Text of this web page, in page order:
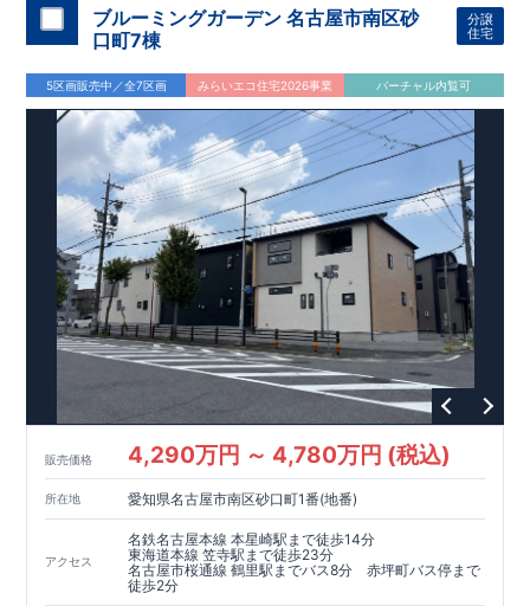
耐震、制震に優れた 【ダンパー】採用！
リビングが見渡せる【
対 面 ッ 】 ​
号棟、キッチン横には食器や調理器具、日用品などが片付く
【パントリー】を設置！
【全居室クローゼット付き】なので、服などの収納ができ、お
部屋が広く使用できます。
号棟、食器や調理器具等が片付く【可動棚付パントリー
お子さまの勉強や作業スペースとしても使える【
マルチスキッ
プ3.5 帖】
号棟、大きなベッドも置ける広々【 8.5帖の主寝室
】
広々とした玄関には、履き物が片付く【姿見ミラー 付き収納
】
を設置
号棟、家族のコミュニケーションが豊かになる【リビングイン
】(一部インナーバルコニー)
クローゼット付き
なので、服などの収納ができ、お
東栄住宅の家づくりへのこだわり ■『長期優良住宅』取得!
詳しくはクリック!) ・国が定めた7つの技術基準をクリアしてい
ます。
・住宅ローン減税、固定資産税などの税制優遇を受けら
住宅性能評価ダブル取得!(←詳しくはクリック!)
宅性能評価‥‥建物設計段階で、国が認めた第三者機関が評価し
ております。 ・『建設』住宅性能評価‥‥評価を受けた図面通り
https://www.e-blooming.com/bukken/83875023/
ブルーミングガーデン 名古屋市南区砂
口町7棟
分譲
住宅
5区画販売中／全7区画 みらいエコ住宅2026事業 バーチャル内覧可
販売価格 4,290万円 ～ 4,780万円 (税込)
所在地 愛知県名古屋市南区砂口町1番(地番)
アクセス
名鉄名古屋本線 本星崎駅まで徒歩14分
東海道本線 笠寺駅まで徒歩23分
名古屋市桜通線 鶴里駅までバス8分 赤坪町バス停まで
徒歩2分